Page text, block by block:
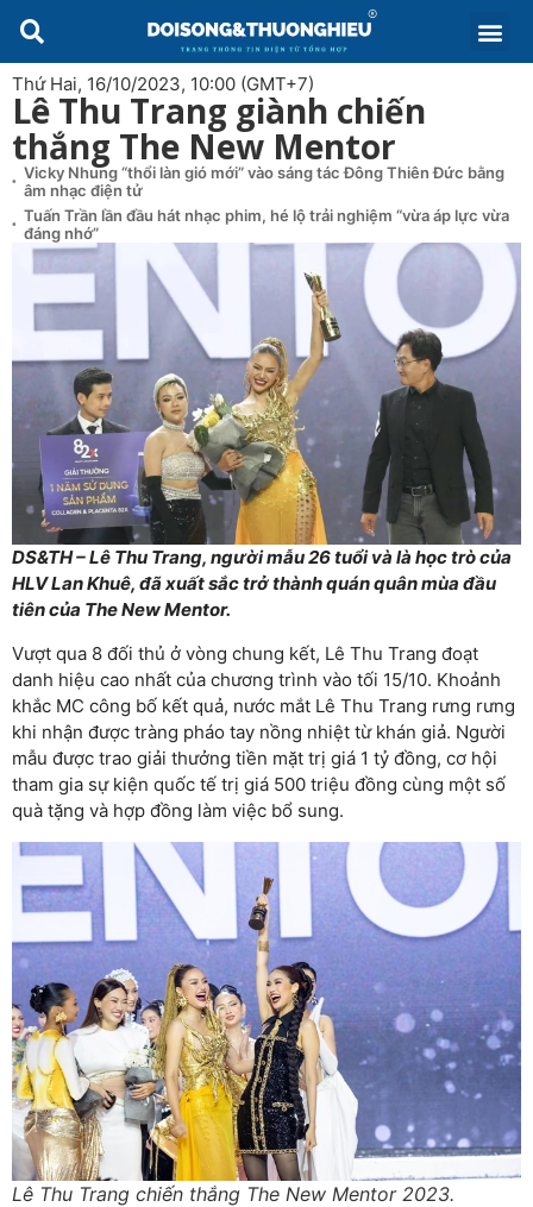
Thứ Hai, 16/10/2023, 10:00 (GMT+7)
Lê Thu Trang giành chiến
thắng The New Mentor
Vicky Nhung “thổi làn gió mới” vào sáng tác Đông Thiên Đức bằng
âm nhạc điện tử
Tuấn Trần lần đầu hát nhạc phim, hé lộ trải nghiệm “vừa áp lực vừa
đáng nhớ”
DS&TH – Lê Thu Trang, người mẫu 26 tuổi và là học trò của
HLV Lan Khuê, đã xuất sắc trở thành quán quân mùa đầu
tiên của The New Mentor.
Vượt qua 8 đối thủ ở vòng chung kết, Lê Thu Trang đoạt
danh hiệu cao nhất của chương trình vào tối 15/10. Khoảnh
khắc MC công bố kết quả, nước mắt Lê Thu Trang rưng rưng
khi nhận được tràng pháo tay nồng nhiệt từ khán giả. Người
mẫu được trao giải thưởng tiền mặt trị giá 1 tỷ đồng, cơ hội
tham gia sự kiện quốc tế trị giá 500 triệu đồng cùng một số
quà tặng và hợp đồng làm việc bổ sung.
Lê Thu Trang chiến thắng The New Mentor 2023.